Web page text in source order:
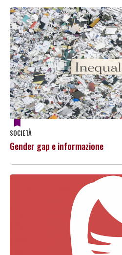
SOCIETÀ
Gender gap e informazione